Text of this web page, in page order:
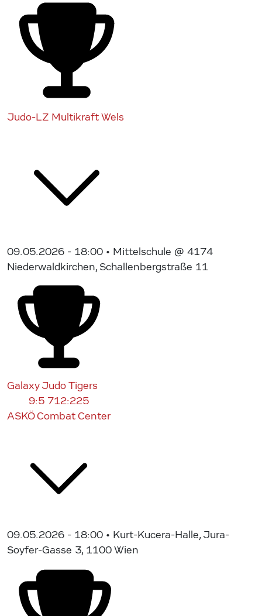
Judo-LZ Multikraft Wels
09.05.2026 - 18:00 • Mittelschule @ 4174
Niederwaldkirchen, Schallenbergstraße 11
Galaxy Judo Tigers
9:5 712:225
ASKÖ Combat Center
09.05.2026 - 18:00 • Kurt-Kucera-Halle, Jura-
Soyfer-Gasse 3, 1100 Wien